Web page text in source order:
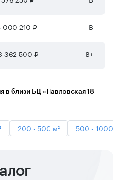
000 210 ₽ B
362 500 ₽ B+
в близи БЦ «Павловская 18
200 - 500 м² 500 -